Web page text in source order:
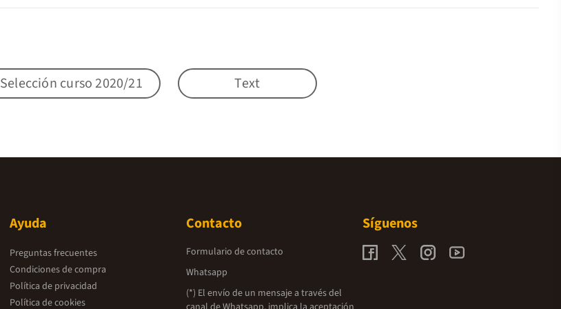
Selección curso 2020/21 Text
Ayuda
Preguntas frecuentes
Condiciones de compra
Política de privacidad
Política de cookies
Contacto
Formulario de contacto
Whatsapp
(*) El envío de un mensaje a través del
Síguenos